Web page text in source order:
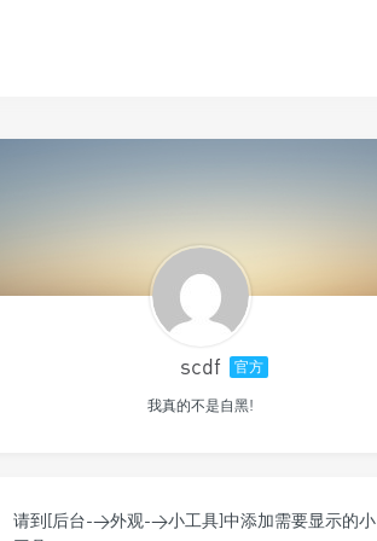
scdf 官方
我真的不是自黑!
请到[后台->外观->小工具]中添加需要显示的小